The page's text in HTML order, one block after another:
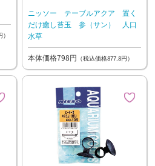
ニッソー テーブルアクア 置く
だけ癒し苔玉 参（サン） 人口
水草
本体価格798円 （税込価格877.8円）